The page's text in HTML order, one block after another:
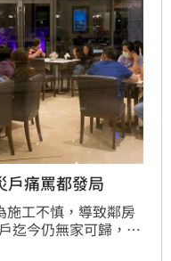
痛罵都發局
施工不慎，導致鄰房
迄今仍無家可歸，只